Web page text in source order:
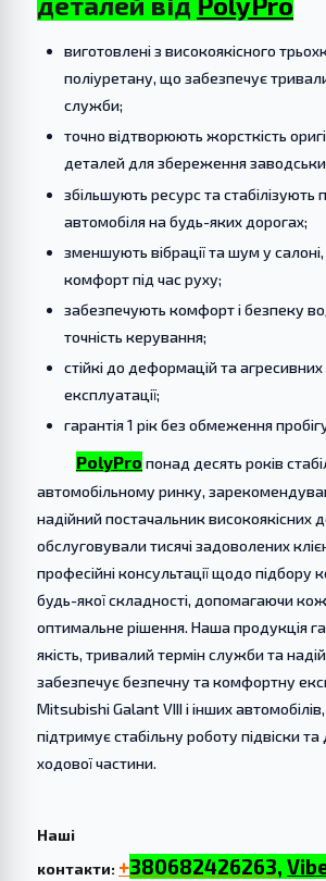
виготовлені з високоякісного
поліуретану, що забезпечує
служби;
точно відтворюють жорсткість
деталей для збереження
збільшують ресурс та стабілізують
автомобіля на будь-яких дорогах;
зменшують вібрації та шум у
комфорт під час руху;
забезпечують комфорт і безпеку
точність керування;
стійкі до деформацій та
експлуатації;
гарантія 1 рік без обмеження
PolyPro понад десять років
автомобільному ринку,
надійний постачальник високоякісних
обслуговували тисячі задоволених
професійні консультації щодо підбору
будь-якої складності, допомагаючи
оптимальне рішення. Наша продукція
якість, тривалий термін служби та
забезпечує безпечну та комфортну
Mitsubishi Galant VIII і інших
підтримує стабільну роботу підвіски та
ходової частини.
Наші
контакти: +380682426263,